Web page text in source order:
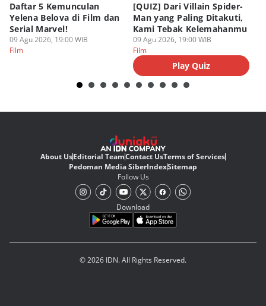
Daftar 5 Kemunculan
Yelena Belova di Film dan
Serial Marvel!
09 Agu 2026, 19:00 WIB
Film
[QUIZ] Dari Villain Spider-
Man yang Paling Ditakuti,
Kami Tebak Kelemahanmu
09 Agu 2026, 19:00 WIB
Film
Play Quiz
About UsEditorial TeamContact UsTerms of Services
Pedoman Media SiberIndexSitemap
Follow Us
Download
© 2026 IDN. All Rights Reserved.